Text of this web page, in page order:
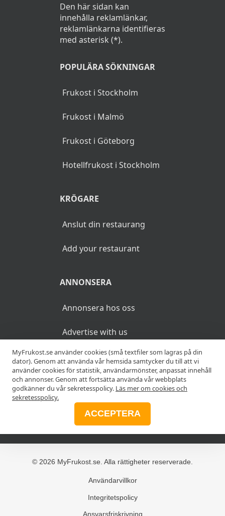
Den här sidan kan
innehålla reklamlänkar,
reklamlänkarna identifieras
med asterisk (*).
POPULÄRA SÖKNINGAR
Frukost i Stockholm
Frukost i Malmö
Frukost i Göteborg
Hotellfrukost i Stockholm
KRÖGARE
Anslut din restaurang
Add your restaurant
ANNONSERA
Annonsera hos oss
Advertise with us
MER
Alla frukostar
© 2026 MyFrukost.se. Alla rättigheter reserverade.
Användarvillkor
Integritetspolicy
Ansvarsfriskrivning
MyFrukost.se använder cookies (små textfiler som lagras på din
dator). Genom att använda vår hemsida samtycker du till att vi
använder cookies för statistik, användarmönster, anpassat innehåll
och annonser. Genom att fortsätta använda vår webbplats
godkänner du vår sekretesspolicy. Läs mer om cookies och
sekretesspolicy.
ACCEPTERA